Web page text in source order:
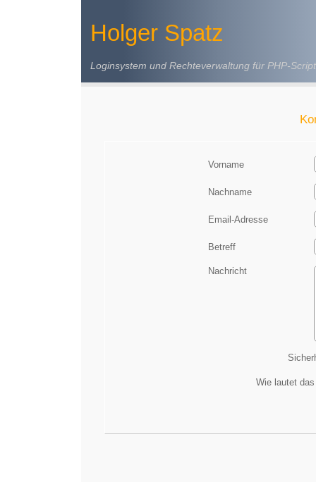
Holger Spatz
Loginsystem und Rechteverwaltung für PHP-
Vorname
Nachname
Email-Adresse
Betreff
Nachricht
Wie lautet